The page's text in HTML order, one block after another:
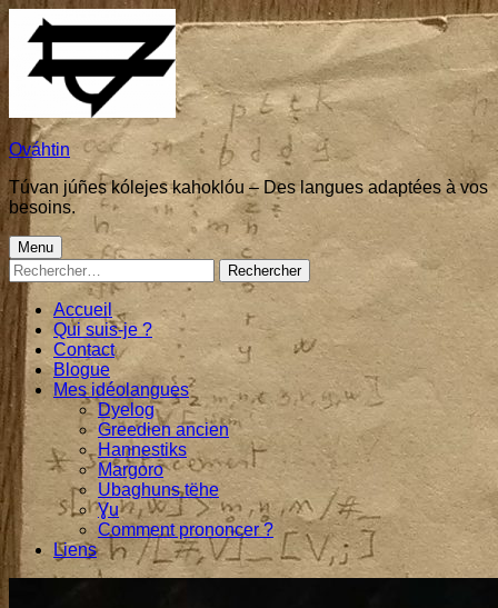
content
Ováhtin
Túvan júñes kólejes kahoklóu – Des langues adaptées à vos
besoins.
Primary
Menu
Menu
Rechercher :
Accueil
Qui suis-je ?
Contact
Blogue
Mes idéolangues
Dyelog
Greedien ancien
Hannestiks
Margoro
Ubaghuns tëhe
Ɣu
Comment prononcer ?
Liens